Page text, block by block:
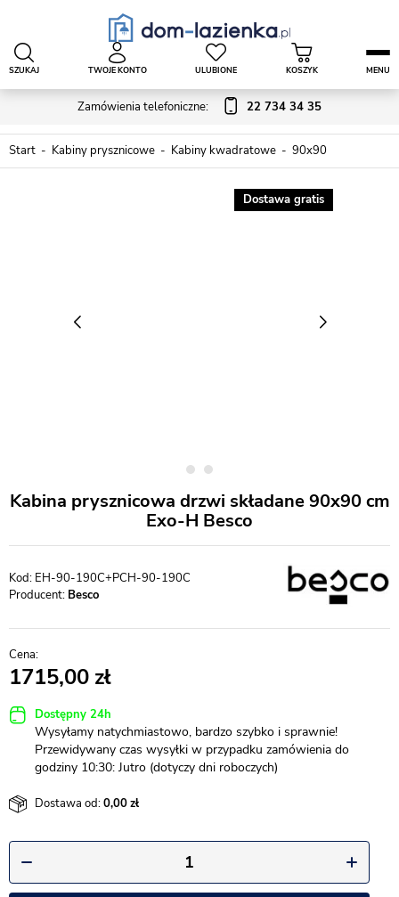
Zamówienia telefoniczne: 22 734 34 35
SZUKAJ TWOJE KONTO ULUBIONE KOSZYK MENU
Start Kabiny prysznicowe Kabiny kwadratowe 90x90
Dostawa gratis
Kabina prysznicowa drzwi składane 90x90 cm
Exo-H Besco
EH-90-190C+PCH-90-190C
Producent: Besco
1715,00
Dostępny 24h
Wysyłamy natychmiastowo, bardzo szybko i sprawnie!
Przewidywany czas wysyłki w przypadku zamówienia do
godziny 10:30: Jutro (dotyczy dni roboczych)
Dostawa od:0,00